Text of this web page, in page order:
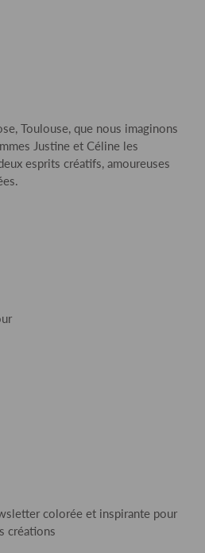
Toulouse, que nous imaginons
Justine et Céline les
esprits créatifs, amoureuses
colorée et inspirante pour
créations